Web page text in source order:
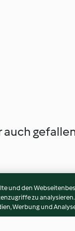
auch
und den
zu
Werbung und